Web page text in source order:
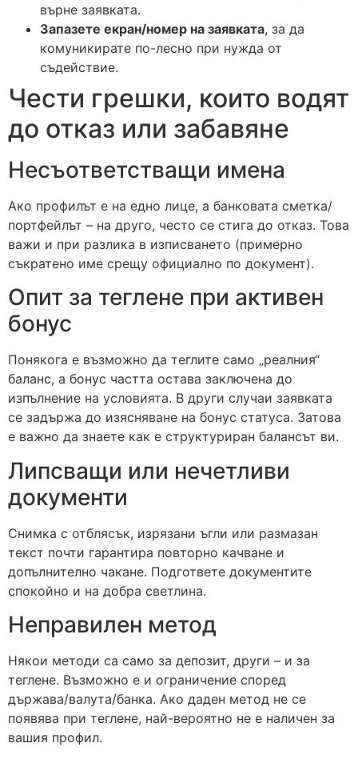
върне заявката.
Запазете екран/номер на заявката, за да
комуникирате по-лесно при нужда от
съдействие.
Чести грешки, които водят
до отказ или забавяне
Несъответстващи имена
Ако профилът е на едно лице, а банковата сметка/
портфейлът – на друго, често се стига до отказ. Това
важи и при разлика в изписването (примерно
съкратено име срещу официално по документ).
Опит за теглене при активен
бонус
Понякога е възможно да теглите само „реалния“
баланс, а бонус частта остава заключена до
изпълнение на условията. В други случаи заявката
се задържа до изясняване на бонус статуса. Затова
е важно да знаете как е структуриран балансът ви.
Липсващи или нечетливи
документи
Снимка с отблясък, изрязани ъгли или размазан
текст почти гарантира повторно качване и
допълнително чакане. Подгответе документите
спокойно и на добра светлина.
Неправилен метод
Някои методи са само за депозит, други – и за
теглене. Възможно е и ограничение според
държава/валута/банка. Ако даден метод не се
появява при теглене, най-вероятно не е наличен за
вашия профил.